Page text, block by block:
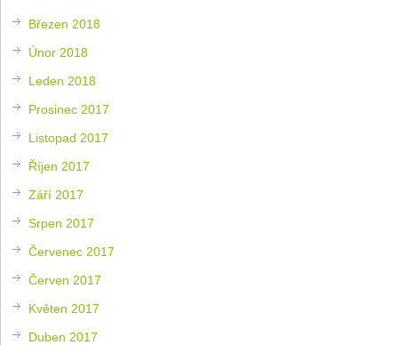
Březen 2018
Únor 2018
Leden 2018
Prosinec 2017
Listopad 2017
Říjen 2017
Září 2017
Srpen 2017
Červenec 2017
Červen 2017
Květen 2017
Duben 2017